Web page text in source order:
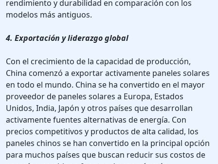
rendimiento y durabilidad en comparación con los
modelos más antiguos.
4. Exportación y liderazgo global
Con el crecimiento de la capacidad de producción,
China comenzó a exportar activamente paneles solares
en todo el mundo. China se ha convertido en el mayor
proveedor de paneles solares a Europa, Estados
Unidos, India, Japón y otros países que desarrollan
activamente fuentes alternativas de energía. Con
precios competitivos y productos de alta calidad, los
paneles chinos se han convertido en la principal opción
para muchos países que buscan reducir sus costos de